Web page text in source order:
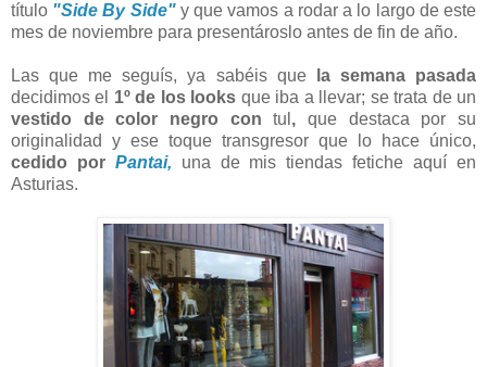
título "Side By Side" y que vamos a rodar a lo largo de este
mes de noviembre para presentároslo antes de fin de año.
Las que me seguís, ya sabéis quela semana pasada
decidimos el 1º de los looks que iba a llevar; se trata de un
vestido de color negro contul ,que destaca por su
originalidad y ese toque transgresor que lo hace único,
cedido por Pantai, una de mis tiendas fetiche aquí en
Asturias.